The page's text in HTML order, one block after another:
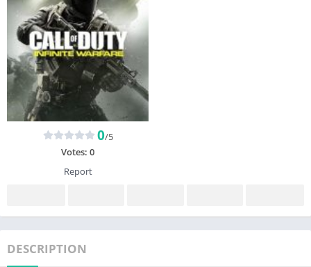
0/5
Votes: 0
Report
DESCRIPTION